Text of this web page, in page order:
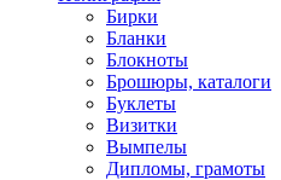
Бирки
Бланки
Блокноты
Брошюры, каталоги
Буклеты
Визитки
Вымпелы
Дипломы, грамоты